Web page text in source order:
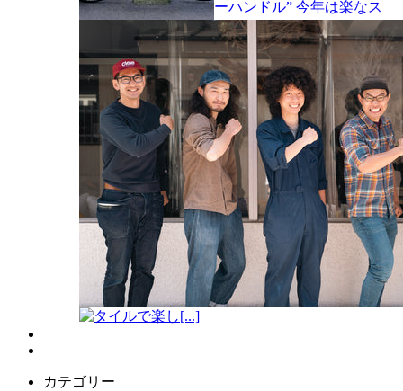
ーハンドル” 今年は楽なス
タイルで楽し[...]
カテゴリー